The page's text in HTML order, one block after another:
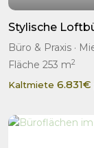
Stylische
Büro & Praxis ·
Fläche 253 m2
Kaltmiete 6.831€